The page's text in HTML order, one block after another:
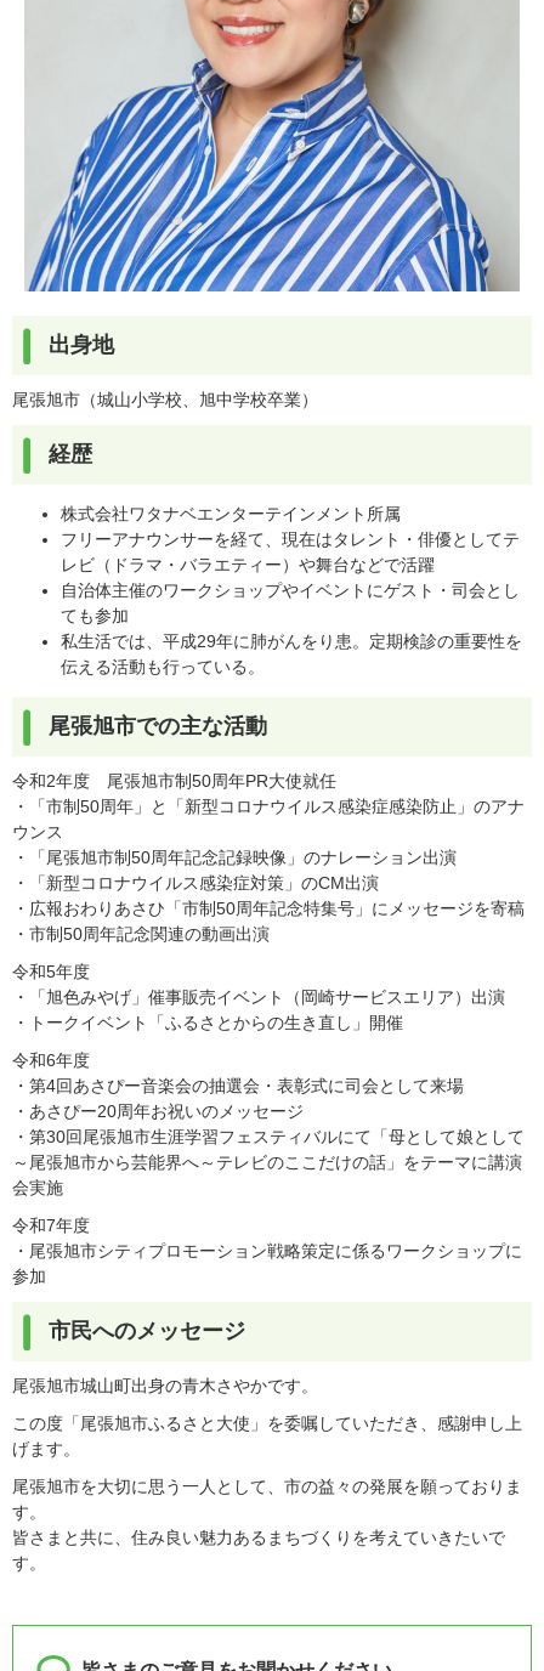
出身地
尾張旭市（城山小学校、旭中学校卒業）
経歴
株式会社ワタナベエンターテインメント所属
フリーアナウンサーを経て、現在はタレント・俳優としてテ
レビ（ドラマ・バラエティー）や舞台などで活躍
自治体主催のワークショップやイベントにゲスト・司会とし
ても参加
私生活では、平成29年に肺がんをり患。定期検診の重要性を
伝える活動も行っている。
尾張旭市での主な活動
令和2年度 尾張旭市制50周年PR大使就任
・「市制50周年」と「新型コロナウイルス感染症感染防止」のアナ
ウンス
・「尾張旭市制50周年記念記録映像」のナレーション出演
・「新型コロナウイルス感染症対策」のCM出演
・広報おわりあさひ「市制50周年記念特集号」にメッセージを寄稿
・市制50周年記念関連の動画出演
令和5年度
・「旭色みやげ」催事販売イベント（岡崎サービスエリア）出演
・トークイベント「ふるさとからの生き直し」開催
令和6年度
・第4回あさぴー音楽会の抽選会・表彰式に司会として来場
・あさぴー20周年お祝いのメッセージ
・第30回尾張旭市生涯学習フェスティバルにて「母として娘として
～尾張旭市から芸能界へ～テレビのここだけの話」をテーマに講演
会実施
令和7年度
・尾張旭市シティプロモーション戦略策定に係るワークショップに
参加
市民へのメッセージ
尾張旭市城山町出身の青木さやかです。
この度「尾張旭市ふるさと大使」を委嘱していただき、感謝申し上
げます。
尾張旭市を大切に思う一人として、市の益々の発展を願っておりま
す。
皆さまと共に、住み良い魅力あるまちづくりを考えていきたいで
す。